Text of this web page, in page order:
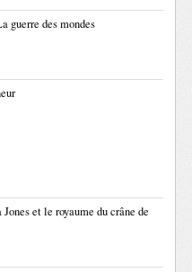
guerre des mondes
et le royaume du crâne de